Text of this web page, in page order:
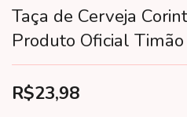
Taça de Cerveja
Produto Oficial Timão
R$23,98